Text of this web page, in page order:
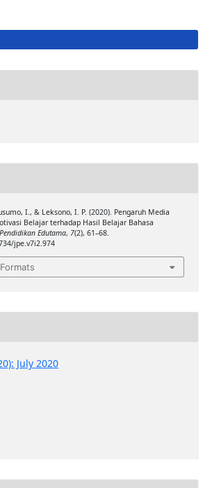
I., & Leksono, I. P. (2020). Pengaruh Media
Belajar terhadap Hasil Belajar Bahasa
Edutama, 7(2), 61–68.
jpe.v7i2.974
July 2020